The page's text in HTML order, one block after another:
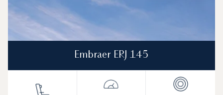
Embraer ERJ 145